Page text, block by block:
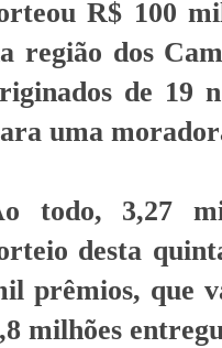
R$ 100
região dos
de 19
uma
todo, 3,27
desta
prêmios, que
milhões